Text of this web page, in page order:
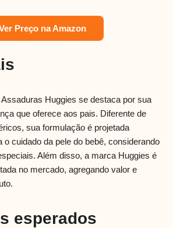
Preço na Amazon
Huggies se destaca por sua
que oferece aos pais. Diferente de
sua formulação é projetada
o cuidado da pele do bebê, considerando
Além disso, a marca Huggies é
no mercado, agregando valor e
esperados